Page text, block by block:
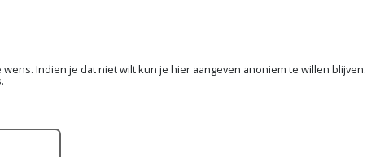
Indien je dat niet wilt kun je hier aangeven anoniem te willen blijven.